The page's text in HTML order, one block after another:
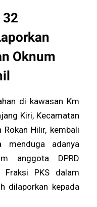
32
Oknum
di kawasan Km
Kiri, Kecamatan
Rokan Hilir, kembali
menduga adanya
anggota DPRD
Fraksi PKS dalam
dilaporkan kepada